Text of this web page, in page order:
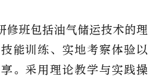
修班包括油气储运技术的理
能训练、实地考察体验以
。采用理论教学与实践操